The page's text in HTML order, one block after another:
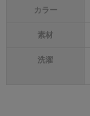
カラー
素材
洗濯